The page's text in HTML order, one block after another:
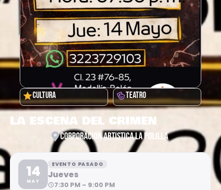
CULTURA TEATRO
LA ESCENA DEL CRIMEN
CORPORACION ARTISTICA LA POLILLA
14
MAY
EVENTO PASADO
Jueves
7:30 PM – 9:00 PM